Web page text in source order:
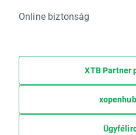
Online biztonság
XTB Partner